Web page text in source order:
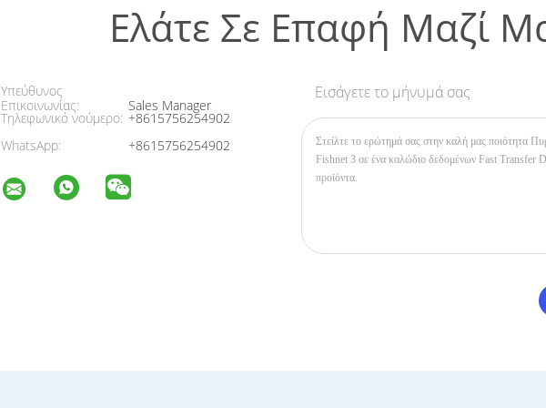
Ελάτε Σε Επαφή Μαζί
Υπεύθυνος
Επικοινωνίας:
Sales Manager
Τηλεφωνικό νούμερο: +8615756254902
WhatsApp:
+8615756254902
Εισάγετε το μήνυμά σας